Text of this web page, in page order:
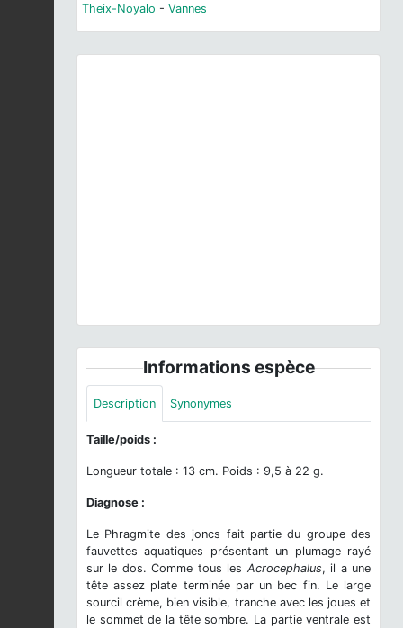
Theix-Noyalo - Vannes
Informations espèce
Description Synonymes
Taille/poids :
Longueur totale : 13 cm. Poids : 9,5 à 22 g.
Diagnose :
Le Phragmite des joncs fait partie du groupe des
fauvettes aquatiques présentant un plumage rayé
sur le dos. Comme tous les Acrocephalus, il a une
tête assez plate terminée par un bec fin. Le large
sourcil crème, bien visible, tranche avec les joues et
le sommet de la tête sombre. La partie ventrale est